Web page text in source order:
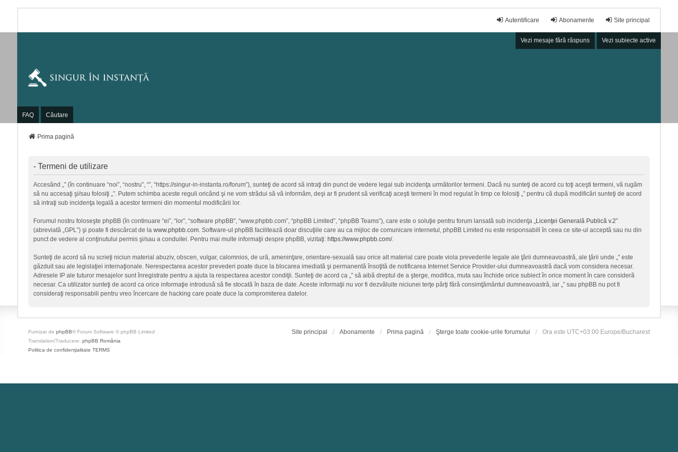
Site principal
Abonamente
Autentificare
Vezi mesaje fără răspuns Vezi subiecte active
FAQ Căutare
Prima pagină
- Termeni de utilizare
Accesând „” (în continuare “noi”, “nostru”, “”, “https://singur-in-instanta.ro/forum”), sunteţi de acord să intraţi din punct de vedere legal sub incidenţa următorilor termeni. Dacă nu sunteţi de acord cu toţi aceşti termeni, vă rugăm
să nu accesaţi şi/sau folosiţi „”. Putem schimba aceste reguli oricând şi ne vom strădui să vă informăm, deşi ar fi prudent să verificaţi aceşti termeni în mod regulat în timp ce folosiţi „” pentru că după modificări sunteţi de acord
să intraţi sub incidenţa legală a acestor termeni din momentul modificării lor.
Forumul nostru foloseşte phpBB (în continuare “ei”, “lor”, “software phpBB”, “www.phpbb.com”, “phpBB Limited”, “phpBB Teams”), care este o soluţie pentru forum lansată sub incidenţa „Licenţei Generală Publică v.2”
(abreviată „GPL”) şi poate fi descărcat de la www.phpbb.com. Software-ul phpBB facilitează doar discuţiile care au ca mijloc de comunicare internetul, phpBB Limited nu este responsabill în ceea ce site-ul acceptă sau nu din
punct de vedere al conţinutului permis şi/sau a conduitei. Pentru mai multe informaţii despre phpBB, vizitaţi: https://www.phpbb.com/.
Sunteţi de acord să nu scrieţi niciun material abuziv, obscen, vulgar, calomnios, de ură, ameninţare, orientare-sexuală sau orice alt material care poate viola prevederile legale ale ţării dumneavoastră, ale ţării unde „” este
găzduit sau ale legislaţiei internaţionale. Nerespectarea acestor prevederi poate duce la blocarea imediată şi permanentă însoţită de notificarea Internet Service Provider-ului dumneavoastră dacă vom considera necesar.
Adresele IP ale tuturor mesajelor sunt înregistrate pentru a ajuta la respectarea acestor condiţii. Sunteţi de acord ca „” să aibă dreptul de a şterge, modifica, muta sau închide orice subiect în orice moment în care consideră
necesar. Ca utilizator sunteţi de acord ca orice informaţie introdusă să fie stocată în baza de date. Aceste informaţii nu vor fi dezvăluite niciunei terţe părţi fără consimţământul dumneavoastră, iar „” sau phpBB nu pot fi
consideraţi responsabili pentru vreo încercare de hacking care poate duce la compromiterea datelor.
Site principal Abonamente Prima pagină Şterge toate cookie-urile forumului Ora este UTC+03:00 Europe/Bucharest
Furnizat de phpBB® Forum Software © phpBB Limited
Translation/Traducere: phpBB România
Politica de confidenţialitate TERMS